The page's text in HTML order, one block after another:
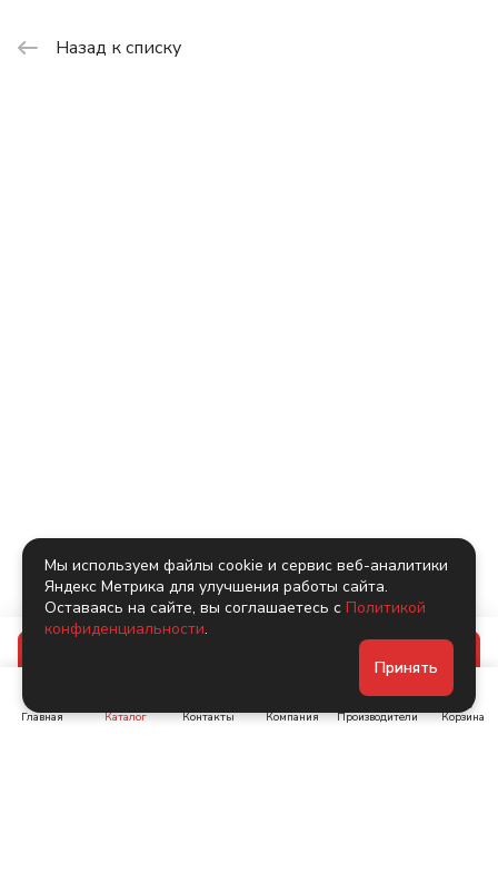
Назад к списку
Главная Каталог Контакты Компания Производители Корзина
Мы используем файлы cookie и сервис веб-аналитики
Яндекс Метрика для улучшения работы сайта.
Оставаясь на сайте, вы соглашаетесь с Политикой
конфиденциальности.
Принять